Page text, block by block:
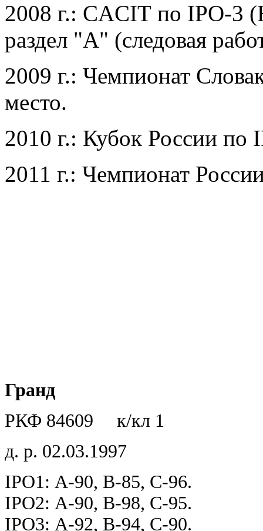
2008 г.: CACIT по IPO-3
раздел "A" (следовая
2009 г.: Чемпионат
место.
2010 г.: Кубок России по
2011 г.: Чемпионат
Гранд
РКФ 84609 к/кл 1
д. р. 02.03.1997
IPO1: A-90, B-85, C-96.
IPO2: A-90, B-98, C-95.
IPO3: A-92, B-94, C-90.